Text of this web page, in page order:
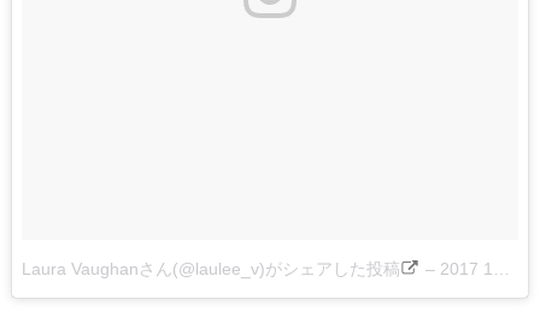
Laura Vaughanさん(@laulee_v)がシェアした投稿 – 2017 1月 7 6:55午前 PST